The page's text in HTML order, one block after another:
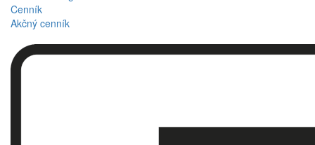
Cenník
Akčný cenník